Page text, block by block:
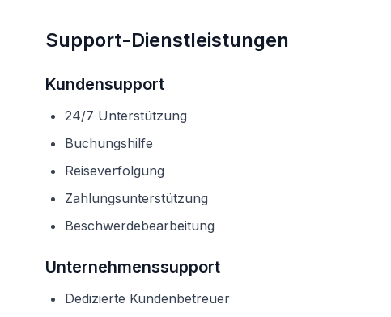
Support-Dienstleistungen
Kundensupport
24/7 Unterstützung
Buchungshilfe
Reiseverfolgung
Zahlungsunterstützung
Beschwerdebearbeitung
Unternehmenssupport
Dedizierte Kundenbetreuer